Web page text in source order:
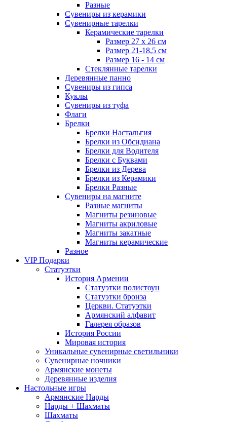
Разные
Сувениры из керамики
Сувенирные тарелки
Керамические тарелки
Размер 27 х 26 см
Размер 21-18,5 см
Размер 16 - 14 см
Стеклянные тарелки
Деревянные панно
Сувениры из гипса
Куклы
Сувениры из туфа
Флаги
Брелки
Брелки Настальгия
Брелки из Обсидиана
Брелки для Водителя
Брелки с Буквами
Брелки из Дерева
Брелки из Керамики
Брелки Разные
Сувениры на магните
Разные магниты
Магниты резиновые
Магниты акриловые
Магниты закатные
Магниты керамические
Разное
VIP Подарки
Статуэтки
История Армении
Статуэтки полистоун
Статуэтки бронза
Церкви. Статуэтки
Армянский алфавит
Галерея образов
История России
Мировая история
Уникальные сувенирные светильники
Сувенирные ночники
Армянские монеты
Деревянные изделия
Настольные игры
Армянские Нарды
Нарды + Шахматы
Шахматы